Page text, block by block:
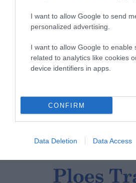
I want to allow Google to send
personalized advertising.
I want to allow Google to enable
related to analytics like cookies
device identifiers in apps.
CONFIRM
Data Deletion Data Access
ικανότητα